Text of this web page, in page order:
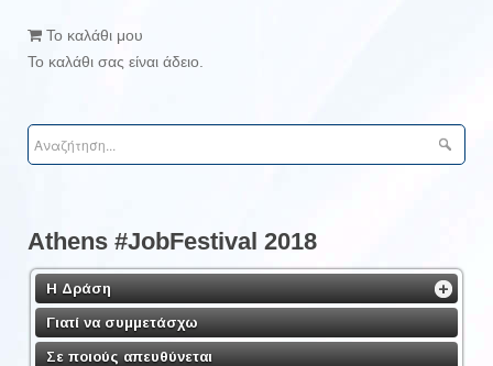
Το καλάθι μου
Το καλάθι σας είναι άδειο.
Athens #JobFestival 2018
Η Δράση
Γιατί να συμμετάσχω
Σε ποιούς απευθύνεται